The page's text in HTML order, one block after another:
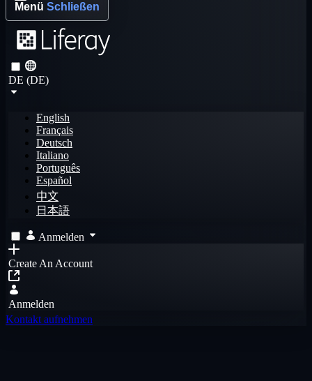
Menü Schließen
DE (DE)
English
Français
Deutsch
Italiano
Português
Español
中文
日本語
Anmelden
Create An Account
Anmelden
Kontakt aufnehmen